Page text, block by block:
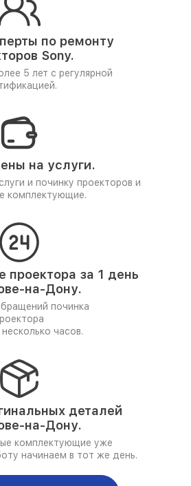
по ремонту
Sony.
5 лет с регулярной
на услуги.
и починку проекторов и
комплектующие.
проектора за 1 день
на-Дону.
починка
часов.
деталей
на-Дону.
комплектующие уже
начинаем в тот же день.